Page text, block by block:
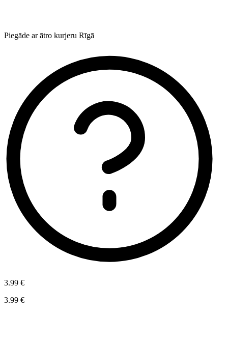
Piegāde ar ātro kurjeru Rīgā
3.99 €
3.99 €